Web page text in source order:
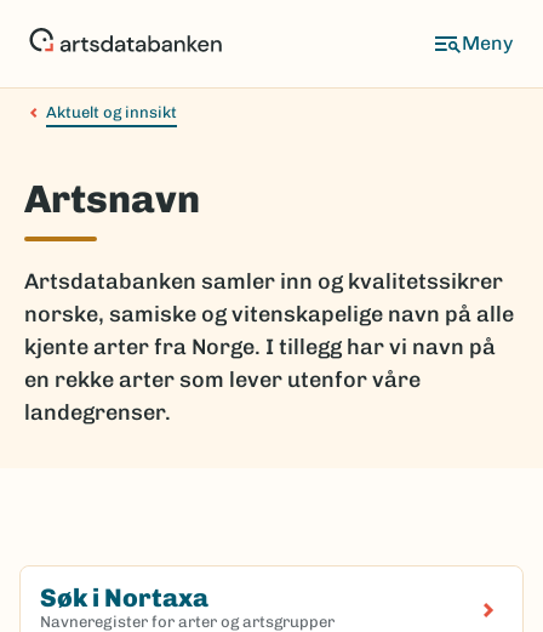
Aktuelt og innsikt
Artsnavn
Artsdatabanken samler inn og kvalitetssikrer
norske, samiske og vitenskapelige navn på alle
kjente arter fra Norge. I tillegg har vi navn på
en rekke arter som lever utenfor våre
landegrenser.
Søk i Nortaxa
Navneregister for arter og artsgrupper